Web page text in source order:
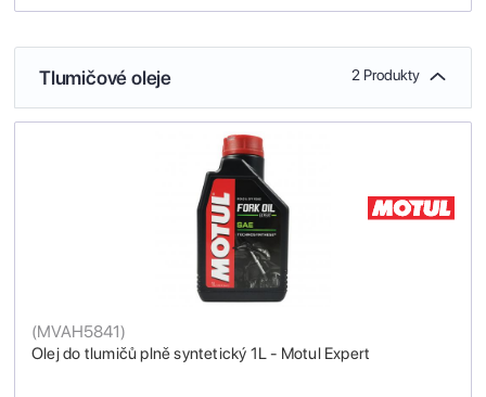
Tlumičové oleje 2 Produkty
Olej do tlumičů plně syntetický 1L - Motul Expert
(MVAH5841)